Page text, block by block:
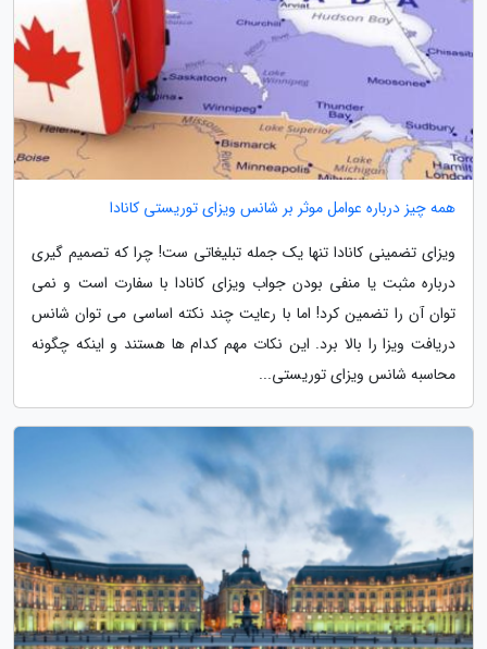
همه چیز درباره عوامل موثر بر شانس ویزای توریستی کانادا
ویزای تضمینی کانادا تنها یک جمله تبلیغاتی ست! چرا که تصمیم گیری
درباره مثبت یا منفی بودن جواب ویزای کانادا با سفارت است و نمی
توان آن را تضمین کرد! اما با رعایت چند نکته اساسی می توان شانس
دریافت ویزا را بالا برد. این نکات مهم کدام ها هستند و اینکه چگونه
محاسبه شانس ویزای توریستی...